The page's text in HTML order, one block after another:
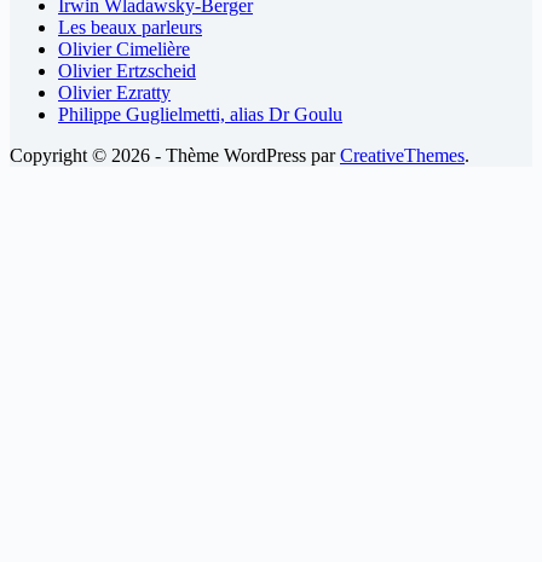
Irwin Wladawsky-Berger
Les beaux parleurs
Olivier Cimelière
Olivier Ertzscheid
Olivier Ezratty
Philippe Guglielmetti, alias Dr Goulu
Copyright © 2026 - Thème WordPress parCreativeThemes.